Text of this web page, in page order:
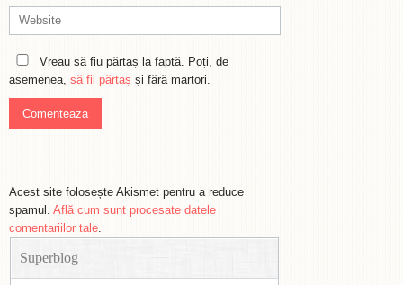
Vreau să fiu părtaș la faptă. Poți, de
asemenea, să fii părtaș și fără martori.
Acest site folosește Akismet pentru a reduce
spamul. Află cum sunt procesate datele
comentariilor tale.
Superblog